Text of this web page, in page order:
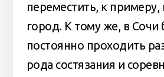
переместить, к примеру,
город. К тому же, в Сочи
постоянно проходить
рода состязания и